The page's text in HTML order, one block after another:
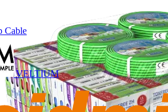
Cable
VELTIUM